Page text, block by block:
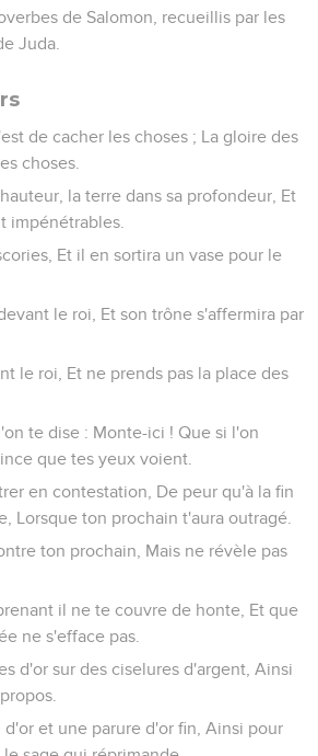
de Salomon, recueillis par les
Juda.
de cacher les choses ; La gloire des
choses.
la terre dans sa profondeur, Et
impénétrables.
Et il en sortira un vase pour le
le roi, Et son trône s'affermira par
le roi, Et ne prends pas la place des
te dise : Monte-ici ! Que si l'on
que tes yeux voient.
en contestation, De peur qu'à la fin
Lorsque ton prochain t'aura outragé.
ton prochain, Mais ne révèle pas
il ne te couvre de honte, Et que
ne s'efface pas.
d'or sur des ciselures d'argent, Ainsi
d'or et une parure d'or fin, Ainsi pour